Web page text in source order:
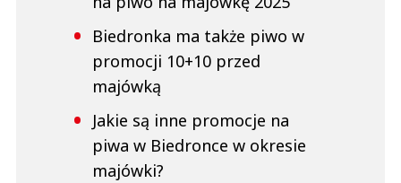
Biedronka ma także piwo w
promocji 10+10 przed
majówką
Jakie są inne promocje na
piwa w Biedronce w okresie
majówki?